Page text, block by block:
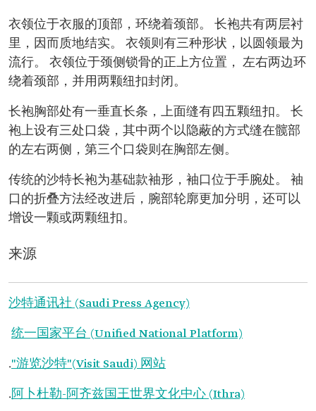
衣领位于衣服的顶部，环绕着颈部。 长袍共有两层衬
里，因而质地结实。 衣领则有三种形状，以圆领最为
流行。 衣领位于颈侧锁骨的正上方位置， 左右两边环
绕着颈部，并用两颗纽扣封闭。
长袍胸部处有一垂直长条，上面缝有四五颗纽扣。 长
袍上设有三处口袋，其中两个以隐蔽的方式缝在髋部
的左右两侧，第三个口袋则在胸部左侧。
传统的沙特长袍为基础款袖形，袖口位于手腕处。 袖
口的折叠方法经改进后，腕部轮廓更加分明，还可以
增设一颗或两颗纽扣。
来源
沙特通讯社 (Saudi Press Agency)
统一国家平台 (Unified National Platform)
."游览沙特"(Visit Saudi) 网站
.阿卜杜勒-阿齐兹国王世界文化中心 (Ithra)